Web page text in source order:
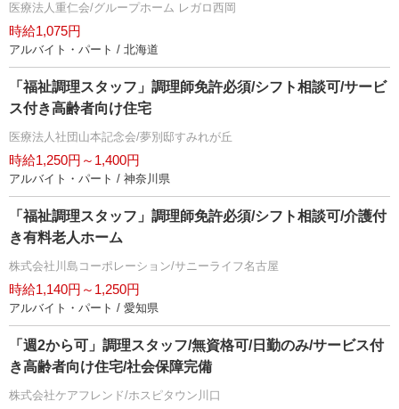
医療法人重仁会/グループホーム レガロ西岡
時給1,075円
アルバイト・パート / 北海道
「福祉調理スタッフ」調理師免許必須/シフト相談可/サービ
ス付き高齢者向け住宅
医療法人社団山本記念会/夢別邸すみれが丘
時給1,250円～1,400円
アルバイト・パート / 神奈川県
「福祉調理スタッフ」調理師免許必須/シフト相談可/介護付
き有料老人ホーム
株式会社川島コーポレーション/サニーライフ名古屋
時給1,140円～1,250円
アルバイト・パート / 愛知県
「週2から可」調理スタッフ/無資格可/日勤のみ/サービス付
き高齢者向け住宅/社会保障完備
株式会社ケアフレンド/ホスピタウン川口